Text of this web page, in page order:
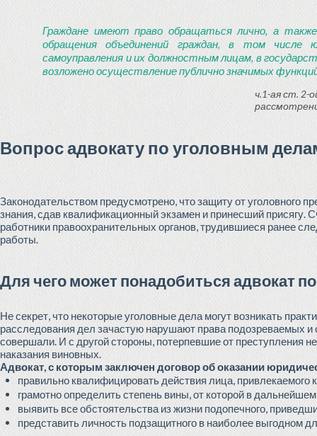
Граждане имеют право обращаться лично, а
обращения объединений граждан, в том числе
самоуправления и их должностным лицам, в
возложено осуществление публично значимых
ч.1-ая ст. 2-
Вопрос адвокату по уголовным
Законодательством предусмотрено, что защиту от уголовного
знания, сдав квалификационный экзамен и принесший
работники правоохранительных органов, трудившиеся ранее
работы.
Для чего может понадобиться адвокат
Не секрет, что некоторые уголовные дела могут возникать
расследования дел зачастую нарушают права подозреваемых
совершали. И с другой стороны, потерпевшие от преступления
наказания виновных.
Адвокат, с которым заключен договор об оказании
правильно квалифицировать действия лица, привлекаемого
грамотно определить степень вины, от которой в
выявить все обстоятельства из жизни подопечного,
представить личность подзащитного в наиболее выгодном